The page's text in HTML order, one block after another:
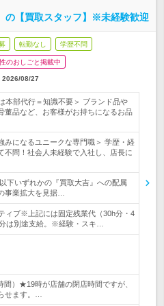
の【買取スタッフ】※未経験歓迎
転勤なし 学歴不問
のおしごと掲載中
2026/08/27
本部代行＝知識不要＞ ブランド品や
董品など、お客様がお持ちになるお品
みになるユニークな専門職＞ 学歴・経
不問！社会人未経験で入社し、店長に
下いずれかの『買取大吉』への配属
事業拡大を見据…
ィブ※上記には固定残業代（30h分・4
は別途支給。※経験・スキ…
間）★19時が店舗の閉店時間ですが、
せます。…